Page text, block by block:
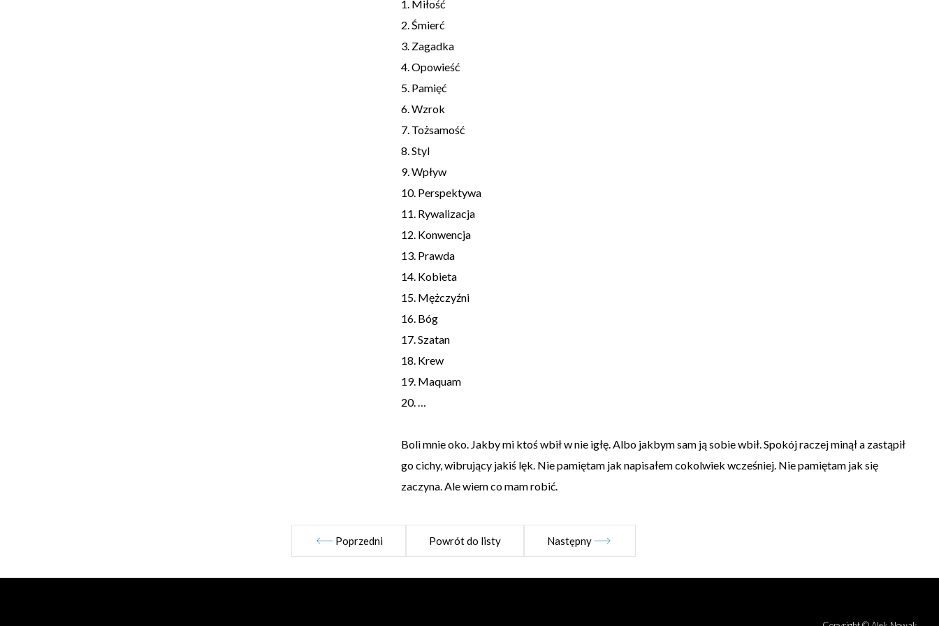
1. Miłość
2. Śmierć
3. Zagadka
4. Opowieść
5. Pamięć
6. Wzrok
7. Tożsamość
8. Styl
9. Wpływ
10. Perspektywa
11. Rywalizacja
12. Konwencja
13. Prawda
14. Kobieta
15. Mężczyźni
16. Bóg
17. Szatan
18. Krew
19. Maquam
20. …
Boli mnie oko. Jakby mi ktoś wbił w nie igłę. Albo jakbym sam ją sobie wbił. Spokój raczej minął a zastąpił
go cichy, wibrujący jakiś lęk. Nie pamiętam jak napisałem cokolwiek wcześniej. Nie pamiętam jak się
zaczyna. Ale wiem co mam robić.
Poprzedni Powrót do listy Następny